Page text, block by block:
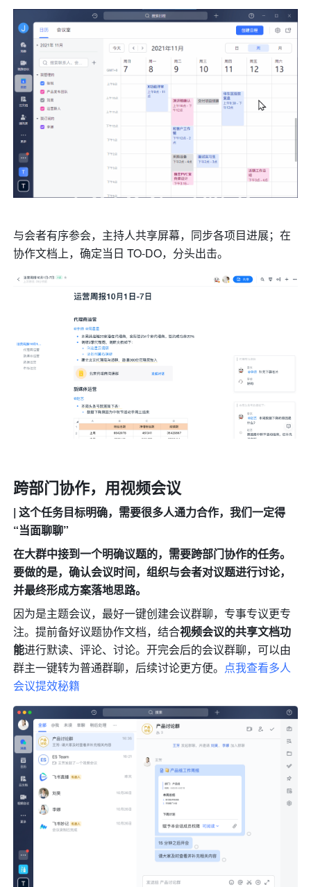
与会者有序参会，主持人共享屏幕，同步各项目进展；在
协作文档上，确定当日 TO-DO，分头出击。
跨部门协作，用视频会议
| 这个任务目标明确，需要很多人通力合作，我们一定得
“当面聊聊”
在大群中接到一个明确议题的，需要跨部门协作的任务。
要做的是，确认会议时间，组织与会者对议题进行讨论，
并最终形成方案落地思路。
因为是主题会议，最好一键创建会议群聊，专事专议更专
注。提前备好议题协作文档，结合视频会议的共享文档功
能进行默读、评论、讨论。开完会后的会议群聊，可以由
群主一键转为普通群聊，后续讨论更方便。 点我查看多人
会议提效秘籍